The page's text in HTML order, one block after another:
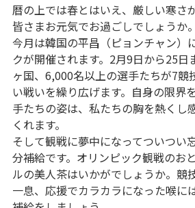
暦の上では春とはいえ、厳しい寒さ
皆さまお元気でお過ごしでしょうか。
今月は韓国の平昌（ピョンチャン）
クが開催されます。2月9日から25日
ヶ国、6,000名以上の選手たちが7競
い戦いを繰り広げます。自身の限界
手たちの姿は、私たちの胸を熱くし
くれます。
そして観戦に夢中になってついつい
分補給です。オリンピック観戦のお
ルの美人茶はいかがでしょうか。競
一息、応援でカラカラになった喉に